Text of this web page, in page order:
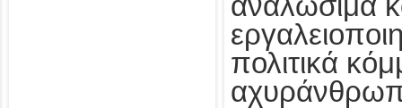
αναλώσιμα
πολιτικά